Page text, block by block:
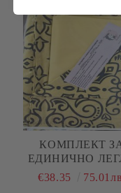
КОМПЛЕКТ
ЕДИНИЧНО
"ЖЪЛТИ
€38.35